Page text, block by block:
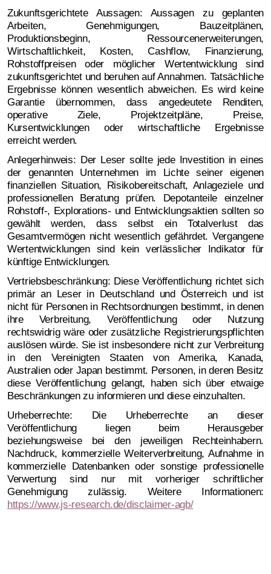
Zukunftsgerichtete Aussagen: Aussagen zu geplanten
Arbeiten, Genehmigungen, Bauzeitplänen,
Produktionsbeginn, Ressourcenerweiterungen,
Wirtschaftlichkeit, Kosten, Cashflow, Finanzierung,
Rohstoffpreisen oder möglicher Wertentwicklung sind
zukunftsgerichtet und beruhen auf Annahmen. Tatsächliche
Ergebnisse können wesentlich abweichen. Es wird keine
Garantie übernommen, dass angedeutete Renditen,
operative Ziele, Projektzeitpläne, Preise,
Kursentwicklungen oder wirtschaftliche Ergebnisse
erreicht werden.
Anlegerhinweis: Der Leser sollte jede Investition in eines
der genannten Unternehmen im Lichte seiner eigenen
finanziellen Situation, Risikobereitschaft, Anlageziele und
professionellen Beratung prüfen. Depotanteile einzelner
Rohstoff-, Explorations- und Entwicklungsaktien sollten so
gewählt werden, dass selbst ein Totalverlust das
Gesamtvermögen nicht wesentlich gefährdet. Vergangene
Wertentwicklungen sind kein verlässlicher Indikator für
künftige Entwicklungen.
Vertriebsbeschränkung: Diese Veröffentlichung richtet sich
primär an Leser in Deutschland und Österreich und ist
nicht für Personen in Rechtsordnungen bestimmt, in denen
ihre Verbreitung, Veröffentlichung oder Nutzung
rechtswidrig wäre oder zusätzliche Registrierungspflichten
auslösen würde. Sie ist insbesondere nicht zur Verbreitung
in den Vereinigten Staaten von Amerika, Kanada,
Australien oder Japan bestimmt. Personen, in deren Besitz
diese Veröffentlichung gelangt, haben sich über etwaige
Beschränkungen zu informieren und diese einzuhalten.
Urheberrechte: Die Urheberrechte an dieser
Veröffentlichung liegen beim Herausgeber
beziehungsweise bei den jeweiligen Rechteinhabern.
Nachdruck, kommerzielle Weiterverbreitung, Aufnahme in
kommerzielle Datenbanken oder sonstige professionelle
Verwertung sind nur mit vorheriger schriftlicher
Genehmigung zulässig. Weitere Informationen:
https://www.js-research.de/disclaimer-agb/